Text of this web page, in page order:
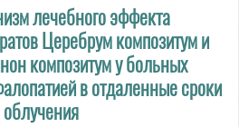
лечебного эффекта
Церебрум композитум и
композитум у больных
в отдаленные сроки